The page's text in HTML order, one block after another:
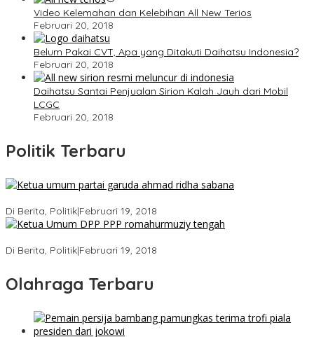
Video Kelemahan dan Kelebihan All New Terios
Februari 20, 2018
Belum Pakai CVT, Apa yang Ditakuti Daihatsu Indonesia?
Februari 20, 2018
Daihatsu Santai Penjualan Sirion Kalah Jauh dari Mobil
LCGC
Februari 20, 2018
Politik Terbaru
Di Berita, Politik|Februari 19, 2018
Di Berita, Politik|Februari 19, 2018
Olahraga Terbaru